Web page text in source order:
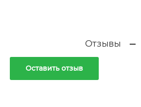
Отзывы
Оставить отзыв